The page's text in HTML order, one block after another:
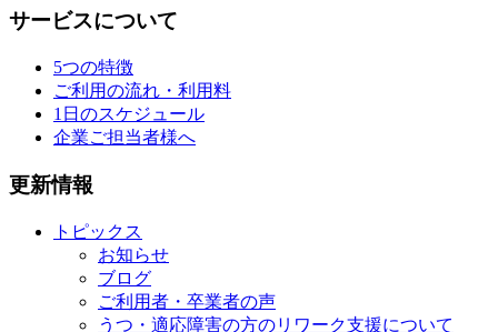
サービスについて
5つの特徴
ご利用の流れ・利用料
1日のスケジュール
企業ご担当者様へ
更新情報
トピックス
お知らせ
ブログ
ご利用者・卒業者の声
うつ・適応障害の方のリワーク支援について